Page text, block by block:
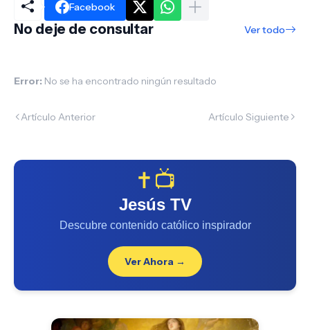
Facebook
No deje de consultar Ver todo
Error: No se ha encontrado ningún resultado
Artículo Anterior Artículo Siguiente
✝️📺
Jesús TV
Descubre contenido católico inspirador
Ver Ahora →